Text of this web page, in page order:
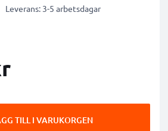
Leverans: 3-5 arbetsdagar
TILL I VARUKORGEN